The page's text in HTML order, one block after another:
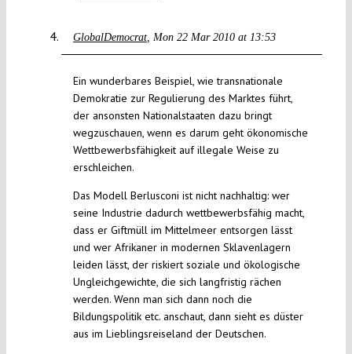
GlobalDemocrat Mon 22 Mar 2010 at 13:53
Ein wunderbares Beispiel, wie transnationale
Demokratie zur Regulierung des Marktes führt,
der ansonsten Nationalstaaten dazu bringt
wegzuschauen, wenn es darum geht ökonomische
Wettbewerbsfähigkeit auf illegale Weise zu
erschleichen.
Das Modell Berlusconi ist nicht nachhaltig: wer
seine Industrie dadurch wettbewerbsfähig macht,
dass er Giftmüll im Mittelmeer entsorgen lässt
und wer Afrikaner in modernen Sklavenlagern
leiden lässt, der riskiert soziale und ökologische
Ungleichgewichte, die sich langfristig rächen
werden. Wenn man sich dann noch die
Bildungspolitik etc. anschaut, dann sieht es düster
aus im Lieblingsreiseland der Deutschen.